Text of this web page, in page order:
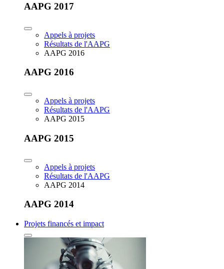
AAPG 2017
Appels à projets
Résultats de l'AAPG
AAPG 2016
AAPG 2016
Appels à projets
Résultats de l'AAPG
AAPG 2015
AAPG 2015
Appels à projets
Résultats de l'AAPG
AAPG 2014
AAPG 2014
Projets financés et impact